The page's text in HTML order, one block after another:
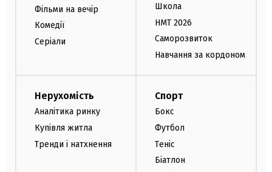
Фільми на вечір
Комедії
Серіали
Школа
НМТ 2026
Саморозвиток
Навчання за кордоном
Нерухомість
Аналітика ринку
Купівля житла
Тренди і натхнення
Спорт
Бокс
Футбол
Теніс
Біатлон